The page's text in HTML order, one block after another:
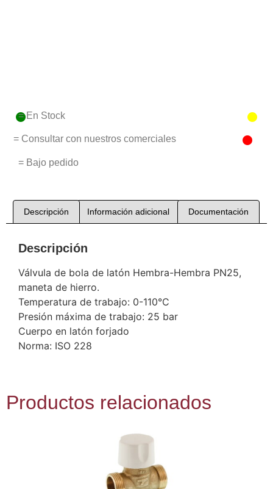
= En Stock
= Consultar con nuestros comerciales
= Bajo pedido
Descripción Información adicional Documentación
Descripción
Válvula de bola de latón Hembra-Hembra PN25,
maneta de hierro.
Temperatura de trabajo: 0-110°C
Presión máxima de trabajo: 25 bar
Cuerpo en latón forjado
Norma: ISO 228
Productos relacionados